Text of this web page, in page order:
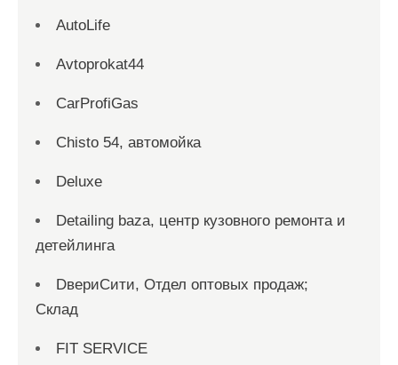
AutoLife
Avtoprokat44
CarProfiGas
Chisto 54, автомойка
Deluxe
Detailing baza, центр кузовного ремонта и
детейлинга
DвериСити, Отдел оптовых продаж;
Склад
FIT SERVICE